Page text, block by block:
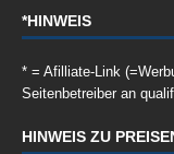
*HINWEIS
* = Afilliate-Link
Seitenbetreiber an
HINWEIS ZU